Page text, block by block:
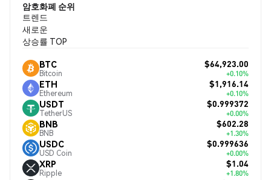
암호화폐 순위
트렌드
새로운
상승률 TOP
BTC
Bitcoin
$64,923.00
+0.10%
ETH
Ethereum
$1,916.14
+0.10%
USDT
TetherUS
$0.999372
+0.00%
BNB
BNB
$602.28
+1.30%
USDC
USD Coin
$0.999636
+0.00%
XRP
Ripple
$1.04
+1.80%